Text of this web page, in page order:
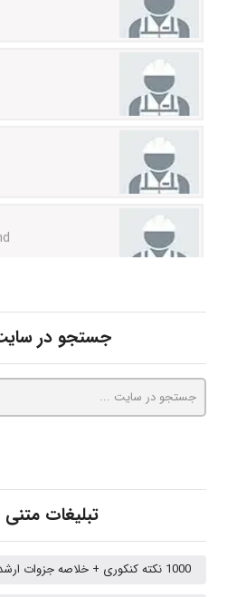
جستجو در
تبلیغات متنی
1000 نکته کنکوری + خلاصه جزوات ارشد بهداشت حرفه ای